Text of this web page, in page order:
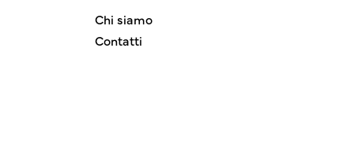
Chi siamo
Contatti